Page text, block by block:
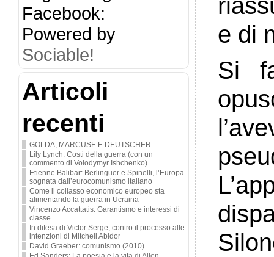
Facebook:
Powered by
Sociable!
Articoli
recenti
GOLDA, MARCUSE E DEUTSCHER
Lily Lynch: Costi della guerra (con un
commento di Volodymyr Ishchenko)
Etienne Balibar: Berlinguer e Spinelli, l’Europa
sognata dall’eurocomunismo italiano
Come il collasso economico europeo sta
alimentando la guerra in Ucraina
Vincenzo Accattatis: Garantismo e interessi di
classe
In difesa di Victor Serge, contro il processo alle
intenzioni di Mitchell Abidor
David Graeber: comunismo (2010)
e di
Si